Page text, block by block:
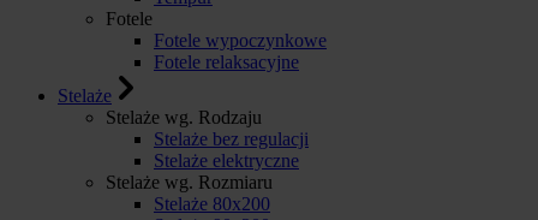
Fotele
Fotele wypoczynkowe
Fotele relaksacyjne
Stelaże
Stelaże wg. Rodzaju
Stelaże bez regulacji
Stelaże elektryczne
Stelaże wg. Rozmiaru
Stelaże 80x200